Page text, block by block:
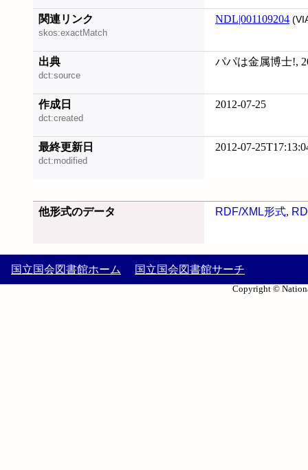
関連リンク
skos:exactMatch
NDL|001109204
出典
dct:source
パパは金属博士!,
作成日
dct:created
2012-07-25
最終更新日
dct:modified
2012-07-
他形式のデータ RDF/XML形式,
国立国会図書館ホーム 国立国会図書館サーチ
Copyright ©